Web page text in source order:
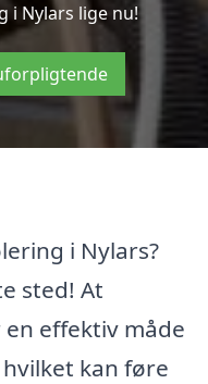
i Nylars lige nu!
i Nylars?
sted! At
effektiv måde
kan føre